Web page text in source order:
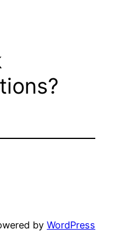
by WordPress